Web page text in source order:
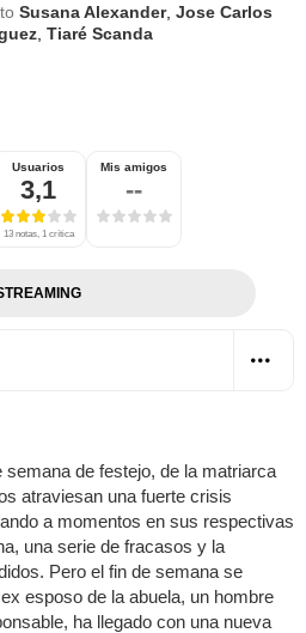
Susana Alexander,Jose Carlos
,Tiaré Scanda
Usuarios
3,1
13 notas, 1 crítica
Mis amigos
--
semana de festejo, de la matriarca
atraviesan una fuerte crisis
a momentos en sus respectivas
una serie de fracasos y la
Pero el fin de semana se
esposo de la abuela, un hombre
ha llegado con una nueva